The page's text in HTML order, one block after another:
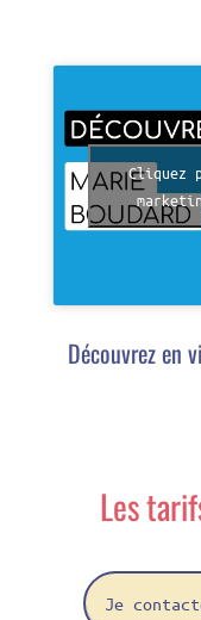
Cliquez
Découvrez en
Les
Je